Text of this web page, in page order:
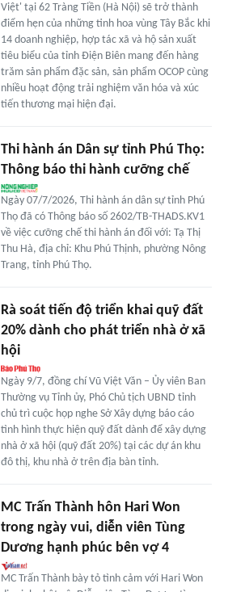
Việt' tại 62 Tràng Tiền (Hà Nội) sẽ trở thành
điểm hẹn của những tinh hoa vùng Tây Bắc khi
14 doanh nghiệp, hợp tác xã và hộ sản xuất
tiêu biểu của tỉnh Điện Biên mang đến hàng
trăm sản phẩm đặc sản, sản phẩm OCOP cùng
nhiều hoạt động trải nghiệm văn hóa và xúc
tiến thương mại hiện đại.
Thi hành án Dân sự tỉnh Phú Thọ:
Thông báo thi hành cưỡng chế
Ngày 07/7/2026, Thi hành án dân sự tỉnh Phú
Thọ đã có Thông báo số 2602/TB-THADS.KV1
về việc cưỡng chế thi hành án đối với: Tạ Thị
Thu Hà, địa chỉ: Khu Phú Thịnh, phường Nông
Trang, tỉnh Phú Thọ.
Rà soát tiến độ triển khai quỹ đất
20% dành cho phát triển nhà ở xã
hội
Ngày 9/7, đồng chí Vũ Việt Văn – Ủy viên Ban
Thường vụ Tỉnh ủy, Phó Chủ tịch UBND tỉnh
chủ trì cuộc họp nghe Sở Xây dựng báo cáo
tình hình thực hiện quỹ đất dành để xây dựng
nhà ở xã hội (quỹ đất 20%) tại các dự án khu
đô thị, khu nhà ở trên địa bàn tỉnh.
MC Trấn Thành hôn Hari Won
trong ngày vui, diễn viên Tùng
Dương hạnh phúc bên vợ 4
MC Trấn Thành bày tỏ tình cảm với Hari Won